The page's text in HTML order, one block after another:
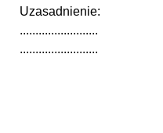
Uzasadnienie:
.........................
.........................